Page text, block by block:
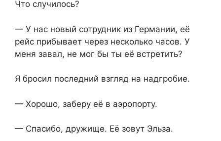
Что случилось?
— У нас новый сотрудник из Германии, её
рейс прибывает через несколько часов. У
меня завал, не мог бы ты её встретить?
Я бросил последний взгляд на надгробие.
— Хорошо, заберу её в аэропорту.
— Спасибо, дружище. Её зовут Эльза.